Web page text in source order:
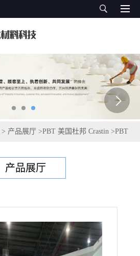
> 产品展厅 >PBT 美国杜邦 Crastin >PBT
产品展厅